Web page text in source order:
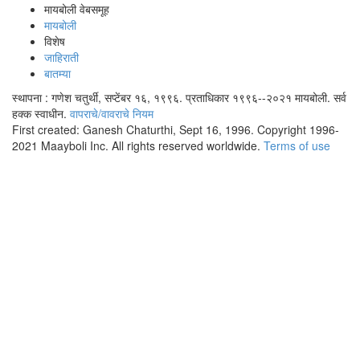
मायबोली वेबसमूह
मायबोली
विशेष
जाहिराती
बातम्या
स्थापना : गणेश चतुर्थी, सप्टेंबर १६, १९९६. प्रताधिकार १९९६--२०२१ मायबोली. सर्व
हक्क स्वाधीन. वापराचे/वावराचे नियम
First created: Ganesh Chaturthi, Sept 16, 1996. Copyright 1996-
2021 Maayboli Inc. All rights reserved worldwide. Terms of use